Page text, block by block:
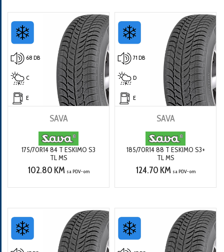
68 DB
C
E
SAVA
175/70R14 84 T ESKIMO S3
TL MS
102.80 KM sa PDV-om
71 DB
D
E
SAVA
185/70R14 88 T ESKIMO S3+
TL MS
124.70 KM sa PDV-om